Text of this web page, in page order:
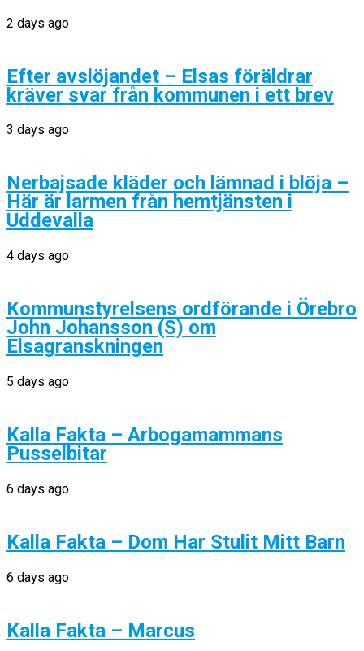
2 days ago
Efter avslöjandet – Elsas föräldrar
kräver svar från kommunen i ett brev
3 days ago
Nerbajsade kläder och lämnad i blöja –
Här är larmen från hemtjänsten i
Uddevalla
4 days ago
Kommunstyrelsens ordförande i Örebro
John Johansson (S) om
Elsagranskningen
5 days ago
Kalla Fakta – Arbogamammans
Pusselbitar
6 days ago
Kalla Fakta – Dom Har Stulit Mitt Barn
6 days ago
Kalla Fakta – Marcus